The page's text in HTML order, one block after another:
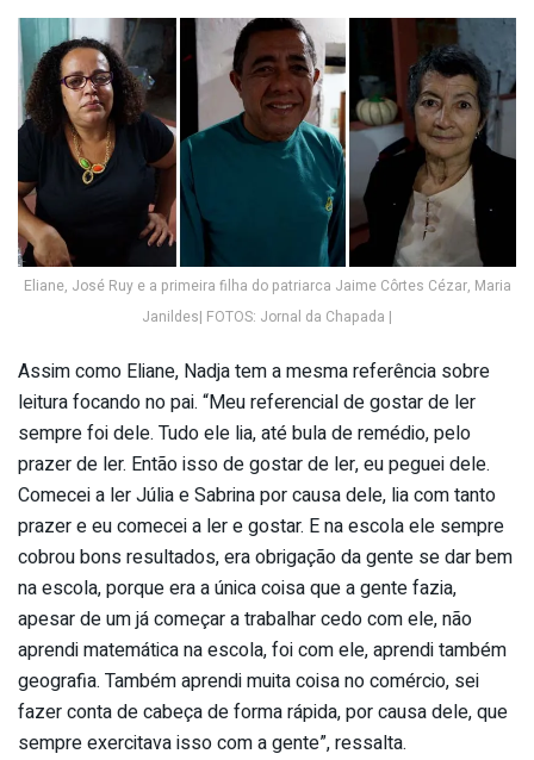
Eliane, José Ruy e a primeira filha do patriarca Jaime Côrtes Cézar, Maria
Janildes| FOTOS: Jornal da Chapada |
Assim como Eliane, Nadja tem a mesma referência sobre
leitura focando no pai. “Meu referencial de gostar de ler
sempre foi dele. Tudo ele lia, até bula de remédio, pelo
prazer de ler. Então isso de gostar de ler, eu peguei dele.
Comecei a ler Júlia e Sabrina por causa dele, lia com tanto
prazer e eu comecei a ler e gostar. E na escola ele sempre
cobrou bons resultados, era obrigação da gente se dar bem
na escola, porque era a única coisa que a gente fazia,
apesar de um já começar a trabalhar cedo com ele, não
aprendi matemática na escola, foi com ele, aprendi também
geografia. Também aprendi muita coisa no comércio, sei
fazer conta de cabeça de forma rápida, por causa dele, que
sempre exercitava isso com a gente”, ressalta.